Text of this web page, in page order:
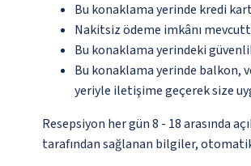
Bu konaklama yerinde kredi
Nakitsiz ödeme imkânı
Bu konaklama yerindeki
Bu konaklama yerinde balkon,
yeriyle iletişime geçerek size
Resepsiyon her gün 8 - 18 arasında
tarafından sağlanan bilgiler,